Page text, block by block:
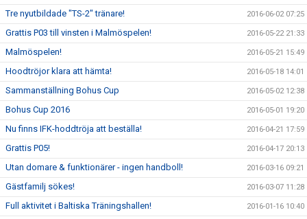
Tre nyutbildade "TS-2" tränare! 2016-06-02 07:25
Grattis P03 till vinsten i Malmöspelen! 2016-05-22 21:33
Malmöspelen! 2016-05-21 15:49
Hoodtröjor klara att hämta! 2016-05-18 14:01
Sammanställning Bohus Cup 2016-05-02 12:38
Bohus Cup 2016 2016-05-01 19:20
Nu finns IFK-hoddtröja att beställa! 2016-04-21 17:59
Grattis P05! 2016-04-17 20:13
Utan domare & funktionärer - ingen handboll! 2016-03-16 09:21
Gästfamilj sökes! 2016-03-07 11:28
Full aktivitet i Baltiska Träningshallen! 2016-01-16 10:40